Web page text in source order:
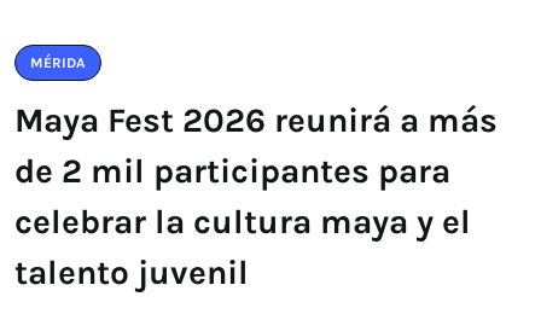
MÉRIDA
Maya Fest 2026 reunirá a más
de 2 mil participantes para
celebrar la cultura maya y el
talento juvenil